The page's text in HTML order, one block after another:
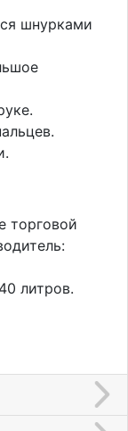
шнурками
торговой
литров.